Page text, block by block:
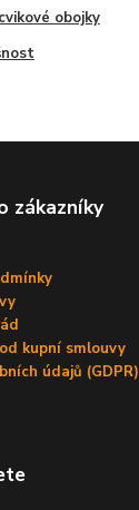
obojky
zákazníky
kupní smlouvy
údajů (GDPR)